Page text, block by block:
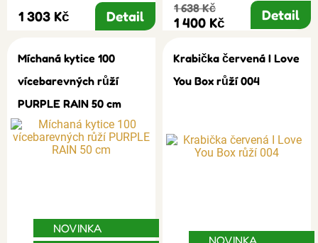
1 303 Kč Detail
1 638 Kč
1 400 Kč Detail
Míchaná kytice 100
vícebarevných růží
PURPLE RAIN 50 cm
NOVINKA
Krabička červená I Love
You Box růží 004
NOVINKA